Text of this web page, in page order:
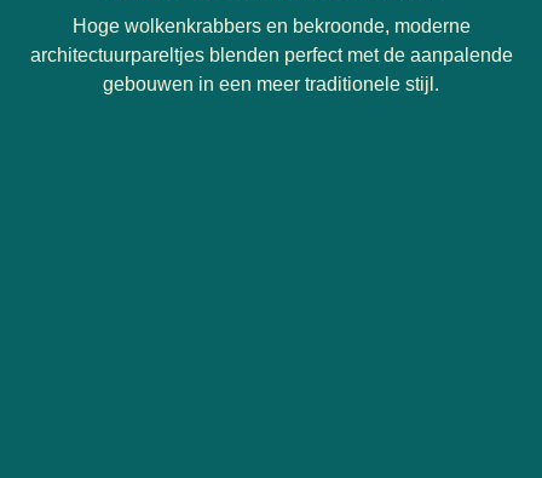
Hoge wolkenkrabbers en bekroonde, moderne
architectuurpareltjes blenden perfect met de aanpalende
gebouwen in een meer traditionele stijl.